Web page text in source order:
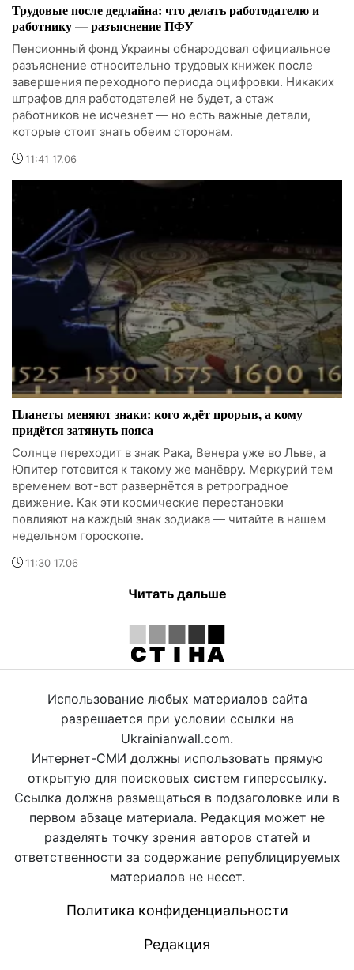
Трудовые после дедлайна: что делать работодателю и
работнику — разъяснение ПФУ
Пенсионный фонд Украины обнародовал официальное
разъяснение относительно трудовых книжек после
завершения переходного периода оцифровки. Никаких
штрафов для работодателей не будет, а стаж
работников не исчезнет — но есть важные детали,
которые стоит знать обеим сторонам.
11:41 17.06
Планеты меняют знаки: кого ждёт прорыв, а кому
придётся затянуть пояса
Солнце переходит в знак Рака, Венера уже во Льве, а
Юпитер готовится к такому же манёвру. Меркурий тем
временем вот-вот развернётся в ретроградное
движение. Как эти космические перестановки
повлияют на каждый знак зодиака — читайте в нашем
недельном гороскопе.
11:30 17.06
Читать дальше
Использование любых материалов сайта
разрешается при условии ссылки на
Ukrainianwall.com.
Интернет-СМИ должны использовать прямую
открытую для поисковых систем гиперссылку.
Ссылка должна размещаться в подзаголовке или в
первом абзаце материала. Редакция может не
разделять точку зрения авторов статей и
ответственности за содержание републицируемых
материалов не несет.
Политика конфиденциальности
Редакция